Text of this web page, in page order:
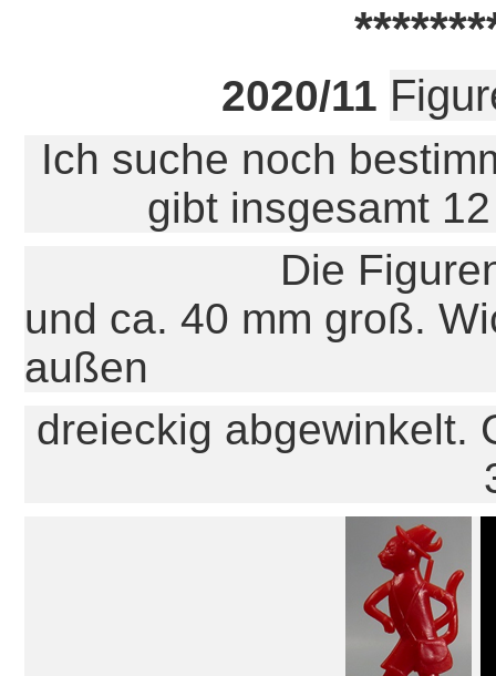
2020/11
Ich suche noch
gibt insgesamt
Die Figuren sind
und ca. 40 mm groß.
außen
dreieckig abgewinkelt.